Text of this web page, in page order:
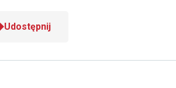
Udostępnij